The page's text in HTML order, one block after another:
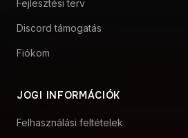
Fejlesztési terv
Discord támogatás
Fiókom
JOGI INFORMÁCIÓK
Felhasználási feltételek